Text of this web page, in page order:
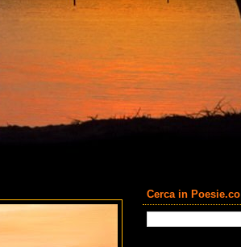
Cerca in Poesie.co